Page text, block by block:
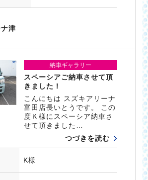
津
納車ギャラリー
スペーシアご納車させて頂
きました！
こんにちは スズキアリーナ
富田店長いとうです。 この
度Ｋ様にスペーシア納車さ
せて頂きました…
つづきを読む
K様